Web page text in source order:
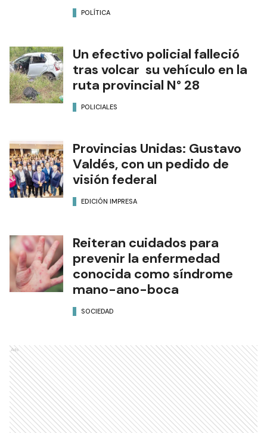
POLÍTICA
Un efectivo policial falleció
tras volcar su vehículo en la
ruta provincial N° 28
POLICIALES
Provincias Unidas: Gustavo
Valdés, con un pedido de
visión federal
EDICIÓN IMPRESA
Reiteran cuidados para
prevenir la enfermedad
conocida como síndrome
mano-ano-boca
SOCIEDAD
Ads